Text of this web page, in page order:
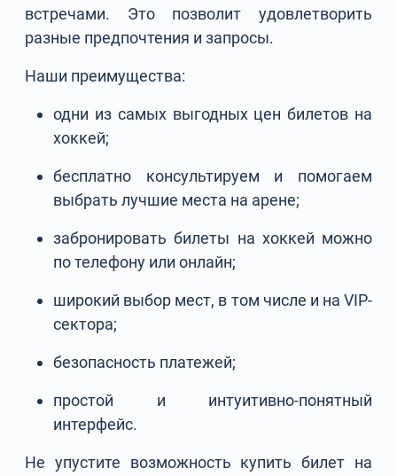
встречами. Это позволит удовлетворить
разные предпочтения и запросы.
Наши преимущества:
одни из самых выгодных цен билетов на
хоккей;
бесплатно консультируем и помогаем
выбрать лучшие места на арене;
забронировать билеты на хоккей можно
по телефону или онлайн;
широкий выбор мест, в том числе и на VIP-
сектора;
безопасность платежей;
простой и интуитивно-понятный
интерфейс.
Не упустите возможность купить билет на